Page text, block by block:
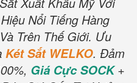
Nổi Tiếng Hàng
Trên Thế Giới. Ưu
Két Sắt WELKO. Đảm
Giá Cực SOCK+